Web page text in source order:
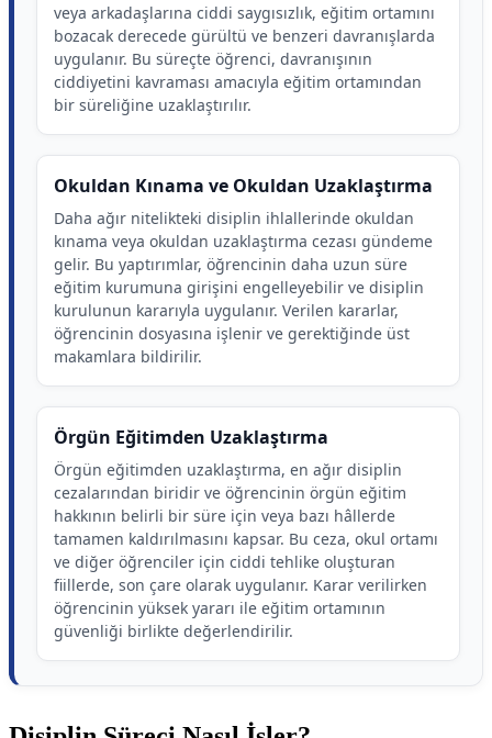
veya arkadaşlarına ciddi saygısızlık, eğitim ortamını
bozacak derecede gürültü ve benzeri davranışlarda
uygulanır. Bu süreçte öğrenci, davranışının
ciddiyetini kavraması amacıyla eğitim ortamından
bir süreliğine uzaklaştırılır.
Okuldan Kınama ve Okuldan Uzaklaştırma
Daha ağır nitelikteki disiplin ihlallerinde okuldan
kınama veya okuldan uzaklaştırma cezası gündeme
gelir. Bu yaptırımlar, öğrencinin daha uzun süre
eğitim kurumuna girişini engelleyebilir ve disiplin
kurulunun kararıyla uygulanır. Verilen kararlar,
öğrencinin dosyasına işlenir ve gerektiğinde üst
makamlara bildirilir.
Örgün Eğitimden Uzaklaştırma
Örgün eğitimden uzaklaştırma, en ağır disiplin
cezalarından biridir ve öğrencinin örgün eğitim
hakkının belirli bir süre için veya bazı hâllerde
tamamen kaldırılmasını kapsar. Bu ceza, okul ortamı
ve diğer öğrenciler için ciddi tehlike oluşturan
fiillerde, son çare olarak uygulanır. Karar verilirken
öğrencinin yüksek yararı ile eğitim ortamının
güvenliği birlikte değerlendirilir.